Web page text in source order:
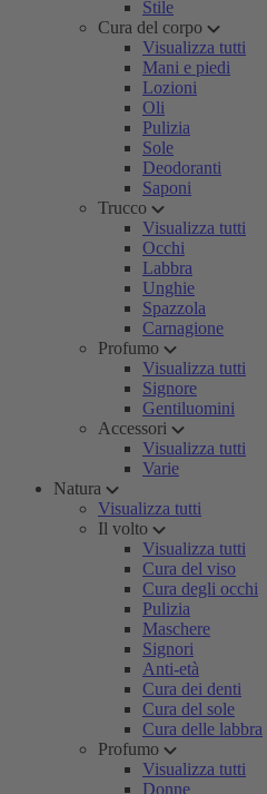
Stile
Cura del corpo
Visualizza tutti
Mani e piedi
Lozioni
Oli
Pulizia
Sole
Deodoranti
Saponi
Trucco
Visualizza tutti
Occhi
Labbra
Unghie
Spazzola
Carnagione
Profumo
Visualizza tutti
Signore
Gentiluomini
Accessori
Visualizza tutti
Varie
Natura
Visualizza tutti
Il volto
Visualizza tutti
Cura del viso
Cura degli occhi
Pulizia
Maschere
Signori
Anti-età
Cura dei denti
Cura del sole
Cura delle labbra
Profumo
Visualizza tutti
Donne